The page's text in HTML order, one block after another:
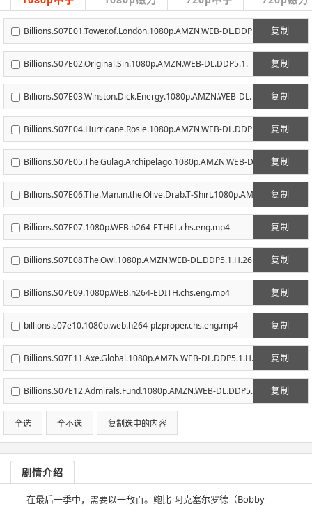
复制
Billions.S07E01.Tower.of.London.1080p.AMZN.WEB-DL.DDP
5.1.H.264-NTb.chs.eng.mp4
复制
Billions.S07E02.Original.Sin.1080p.AMZN.WEB-DL.DDP5.1.
H.264-NTb.chs.eng.mp4
复制
Billions.S07E03.Winston.Dick.Energy.1080p.AMZN.WEB-DL.
DDP5.1.H.264-NTb.chs.eng.mp4
复制
Billions.S07E04.Hurricane.Rosie.1080p.AMZN.WEB-DL.DDP
5.1.H.264-NTb.chs.eng.mp4
复制
Billions.S07E05.The.Gulag.Archipelago.1080p.AMZN.WEB-D
L.DDP5.1.H.264-NTb.chs.eng.mp4
复制
Billions.S07E06.The.Man.in.the.Olive.Drab.T-Shirt.1080p.AM
ZN.WEB-DL.DDP5.1.H.264-NTb.chs.eng.mp4
复制
Billions.S07E07.1080p.WEB.h264-ETHEL.chs.eng.mp4
复制
Billions.S07E08.The.Owl.1080p.AMZN.WEB-DL.DDP5.1.H.26
4-NTb.chs.eng.mp4
复制
Billions.S07E09.1080p.WEB.h264-EDITH.chs.eng.mp4
复制
billions.s07e10.1080p.web.h264-plzproper.chs.eng.mp4
复制
Billions.S07E11.Axe.Global.1080p.AMZN.WEB-DL.DDP5.1.H.
264-NTb.chs.eng.mp4
复制
Billions.S07E12.Admirals.Fund.1080p.AMZN.WEB-DL.DDP5.
1.H.264-NTb.chs.eng.mp4
全选 全不选 复制选中的内容
剧情介绍
在最后一季中，需要以一敌百。鲍比-阿克塞尔罗德（Bobby